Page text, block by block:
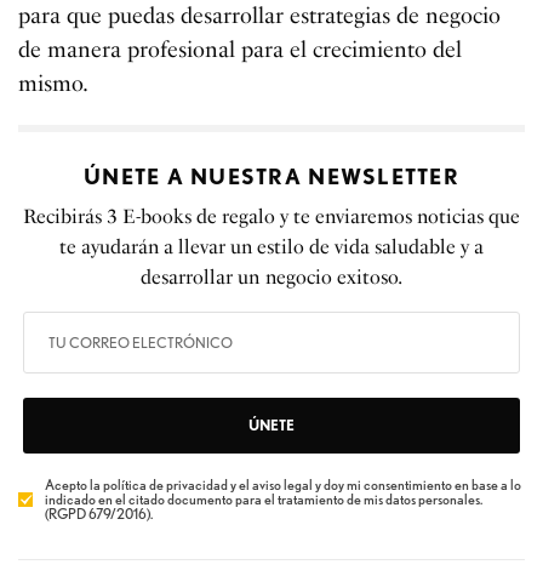
para que puedas desarrollar estrategias de negocio
de manera profesional para el crecimiento del
mismo.
ÚNETE A NUESTRA NEWSLETTER
Recibirás 3 E-books de regalo y te enviaremos noticias que
te ayudarán a llevar un estilo de vida saludable y a
desarrollar un negocio exitoso.
ÚNETE
Acepto la política de privacidad y el aviso legal y doy mi consentimiento en base a lo
indicado en el citado documento para el tratamiento de mis datos personales.
(RGPD 679/2016).